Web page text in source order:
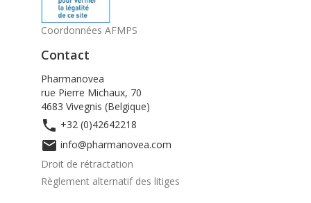
Coordonnées AFMPS
Contact
Pharmanovea
rue Pierre Michaux, 70
4683 Vivegnis (Belgique)
 +32 (0)42642218
 info@pharmanovea.com
Droit de rétractation
Règlement alternatif des litiges